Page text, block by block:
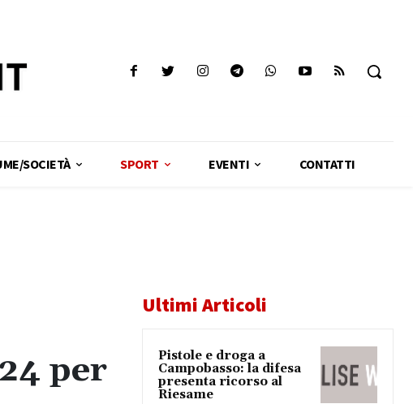
SOCIETÀ SPORT EVENTI CONTATTI
per
Ultimi Articoli
Pistole e droga a
Campobasso: la difesa
presenta ricorso al
Riesame